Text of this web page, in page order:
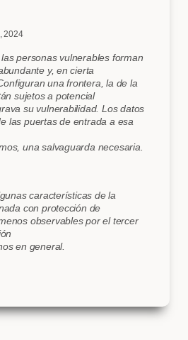
2024
personas vulnerables forman
y, en cierta
una frontera, la de la
sujetos a potencial
su vulnerabilidad. Los datos
las puertas de entrada a esa
una salvaguarda necesaria.
características de la
con protección de
observables por el tercer
en general.